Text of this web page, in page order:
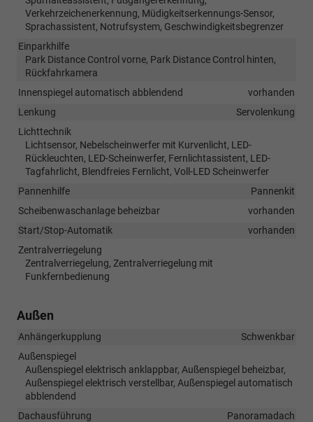
Verkehrzeichenerkennung, Müdigkeitserkennungs-Sensor,
Sprachassistent, Notrufsystem, Geschwindigkeitsbegrenzer
Einparkhilfe
Park Distance Control vorne, Park Distance Control hinten,
Rückfahrkamera
Innenspiegel automatisch abblendend
vorhanden
Lenkung
Servolenkung
Lichttechnik
Lichtsensor, Nebelscheinwerfer mit Kurvenlicht, LED-
Rückleuchten, LED-Scheinwerfer, Fernlichtassistent, LED-
Tagfahrlicht, Blendfreies Fernlicht, Voll-LED Scheinwerfer
Pannenhilfe
Pannenkit
Scheibenwaschanlage beheizbar
vorhanden
Start/Stop-Automatik
vorhanden
Zentralverriegelung
Zentralverriegelung, Zentralverriegelung mit
Funkfernbedienung
Außen
Anhängerkupplung
Schwenkbar
Außenspiegel
Außenspiegel elektrisch anklappbar, Außenspiegel beheizbar,
Außenspiegel elektrisch verstellbar, Außenspiegel automatisch
abblendend
Dachausführung
Panoramadach